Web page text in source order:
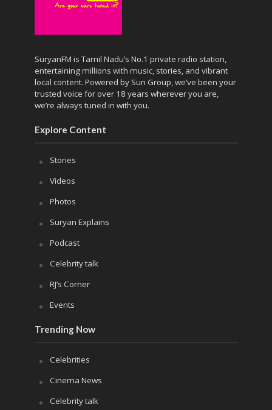
SuryanFM is Tamil Nadu’s No.1 private radio station,
entertaining millions with music, stories, and vibrant
local content. Powered by Sun Group, we’ve been your
trusted voice for over 18 years wherever you are,
we’re always tuned in with you.
Explore Content
Stories
Videos
Photos
Suryan Explains
Podcast
Celebrity talk
RJ’s Corner
Events
Trending Now
Celebrities
Cinema News
Celebrity talk